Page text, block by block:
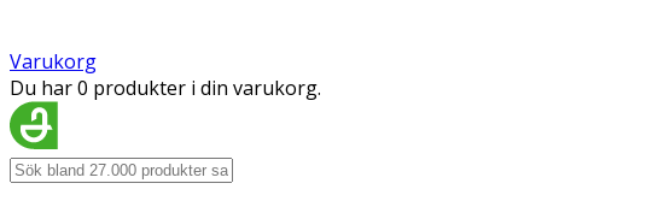
Varukorg
Du har 0 produkter i din varukorg.